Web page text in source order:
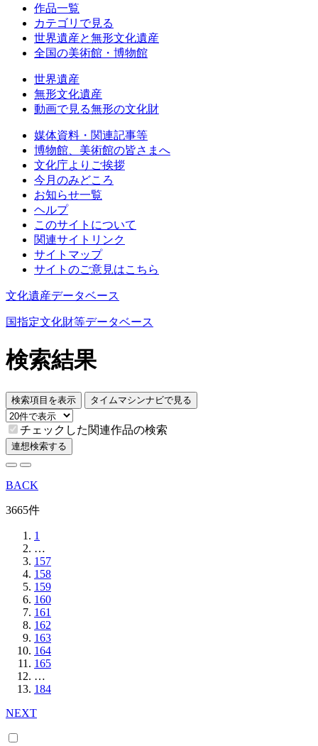
作品一覧
カテゴリで見る
世界遺産と無形文化遺産
全国の美術館・博物館
世界遺産
無形文化遺産
動画で見る無形の文化財
媒体資料・関連記事等
博物館、美術館の皆さまへ
文化庁よりご挨拶
今月のみどころ
お知らせ一覧
ヘルプ
このサイトについて
関連サイトリンク
サイトマップ
サイトのご意見はこちら
文化遺産データベース
国指定文化財等データベース
検索結果
検索項目を表示 タイムマシンナビで見る
チェックした関連作品の検索
連想検索する
BACK
3665件
1
…
157
158
159
160
161
162
163
164
165
…
184
NEXT